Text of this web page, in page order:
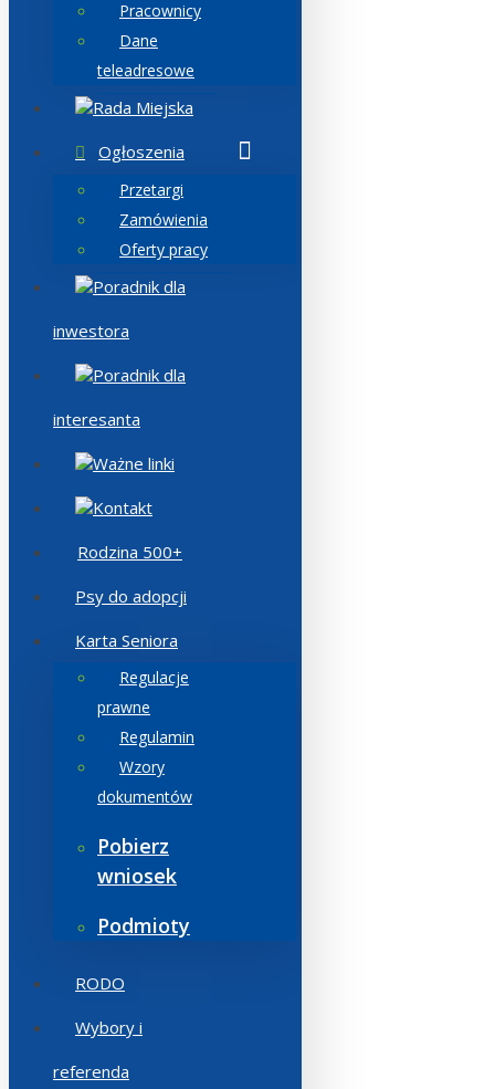
Pracownicy
Dane
teleadresowe
Rada Miejska
Ogłoszenia
Przetargi
Zamówienia
Oferty pracy
Poradnik dla
inwestora
Poradnik dla
interesanta
Ważne linki
Kontakt
Rodzina 500+
Psy do adopcji
Karta Seniora
Regulacje
prawne
Regulamin
Wzory
dokumentów
Pobierz
wniosek
Podmioty
RODO
Wybory i
referenda